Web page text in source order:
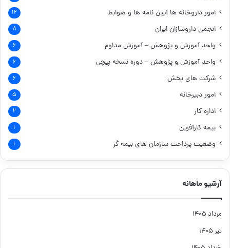
امور داروخانه ها آیین نامه ها و ضوابط ۱۲
انجمن داروسازان ایران ۸
واحد آموزش و پژوهش – آموزش مداوم ۶
واحد آموزش و پژوهش – دوره نسخه پیچی ۶
شرکت های پخش ۶
امور دبیرخانه ۵
اداره کار ۲
بیمه کارآفرین ۱
وضعیت پرداخت سازمان های بیمه گر ۱
آرشیو ماهانه
مرداد ۱۴۰۵
تیر ۱۴۰۵